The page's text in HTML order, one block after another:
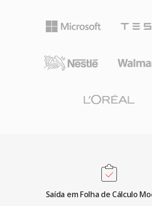
Saída em Folha de Cálculo